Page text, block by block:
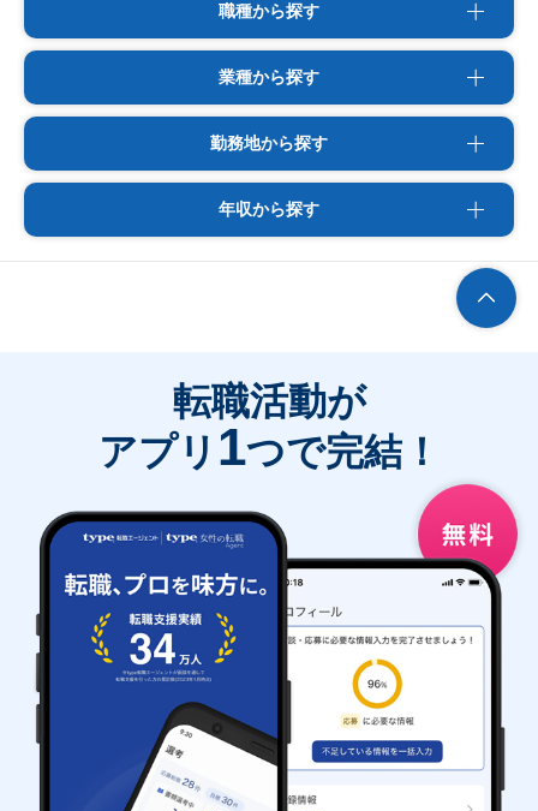
職種から探す
業種から探す
勤務地から探す
年収から探す
転職活動が
アプリ 1つで完結！